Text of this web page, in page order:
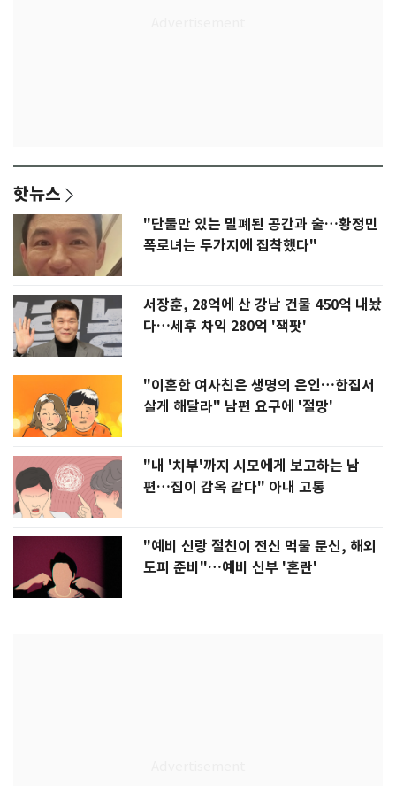
핫뉴스
"단둘만 있는 밀폐된 공간과 술…황정민
폭로녀는 두가지에 집착했다"
서장훈, 28억에 산 강남 건물 450억 내놨
다…세후 차익 280억 '잭팟'
"이혼한 여사친은 생명의 은인…한집서
살게 해달라" 남편 요구에 '절망'
"내 '치부'까지 시모에게 보고하는 남
편…집이 감옥 같다" 아내 고통
"예비 신랑 절친이 전신 먹물 문신, 해외
도피 준비"…예비 신부 '혼란'